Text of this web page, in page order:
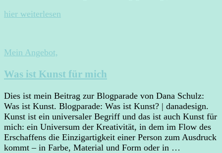
hier weiterlesen
Mein Angebot,
Was ist Kunst für mich
Dies ist mein Beitrag zur Blogparade von Dana Schulz:
Was ist Kunst. Blogparade: Was ist Kunst? | danadesign.
Kunst ist ein universaler Begriff und das ist auch Kunst für
mich: ein Universum der Kreativität, in dem im Flow des
Erschaffens die Einzigartigkeit einer Person zum Ausdruck
kommt – in Farbe, Material und Form oder in …